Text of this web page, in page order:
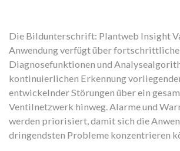
Die Bildunterschrift: Plantweb Insight
Anwendung verfügt über fortschrittliche
Diagnosefunktionen und
kontinuierlichen Erkennung
entwickelnder Störungen über ein
Ventilnetzwerk hinweg. Alarme und
werden priorisiert, damit sich die
dringendsten Probleme konzentrieren